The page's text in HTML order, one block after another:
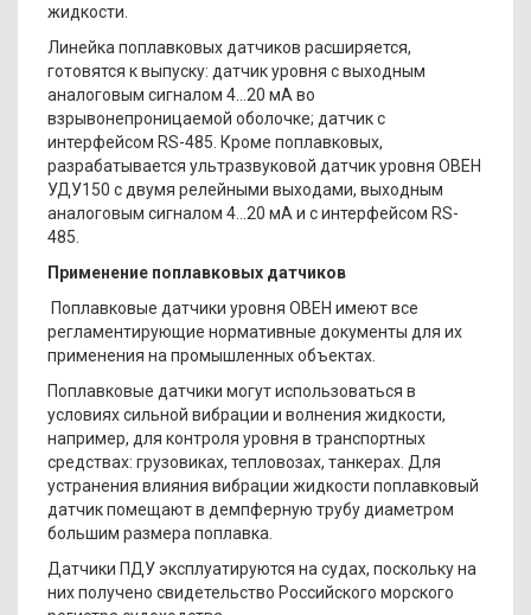
жидкости.
Линейка поплавковых датчиков расширяется,
готовятся к выпуску: датчик уровня с выходным
аналоговым сигналом 4…20 мА во
взрывонепроницаемой оболочке; датчик с
интерфейсом RS-485. Кроме поплавковых,
разрабатывается ультразвуковой датчик уровня ОВЕН
УДУ150 с двумя релейными выходами, выходным
аналоговым сигналом 4…20 мА и с интерфейсом RS-
485.
Применение поплавковых датчиков
Поплавковые датчики уровня ОВЕН имеют все
регламентирующие нормативные документы для их
применения на промышленных объектах.
Поплавковые датчики могут использоваться в
условиях сильной вибрации и волнения жидкости,
например, для контроля уровня в транспортных
средствах: грузовиках, тепловозах, танкерах. Для
устранения влияния вибрации жидкости поплавковый
датчик помещают в демпферную трубу диаметром
большим размера поплавка.
Датчики ПДУ эксплуатируются на судах, поскольку на
них получено свидетельство Российского морского